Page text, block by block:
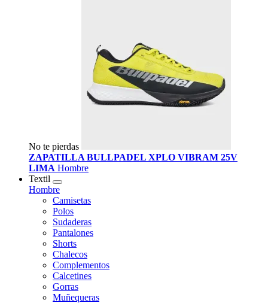
No te pierdas
ZAPATILLA BULLPADEL XPLO VIBRAM 25V
LIMA Hombre
Textil
Hombre
Camisetas
Polos
Sudaderas
Pantalones
Shorts
Chalecos
Complementos
Calcetines
Gorras
Muñequeras